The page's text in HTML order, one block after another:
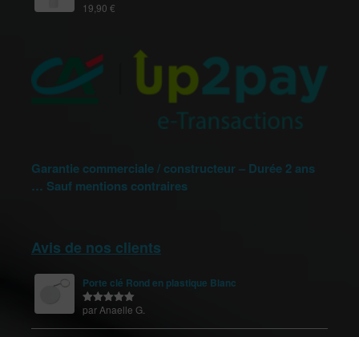
Note5.00
19,90 €
Garantie commerciale / constructeur – Durée 2 ans
… Sauf mentions contraires
Avis de nos clients
Porte clé Rond en plastique Blanc
Note5sur
par Anaelle G.